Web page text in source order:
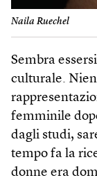
Naila Ruechel
Sembra
culturale.
femminile
dagli studi,
tempo fa la
donne era